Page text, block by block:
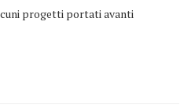
progetti portati avanti